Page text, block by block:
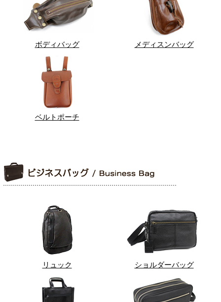
ボディバッグ メディスンバッグ
ベルトポーチ
リュック ショルダーバッグ